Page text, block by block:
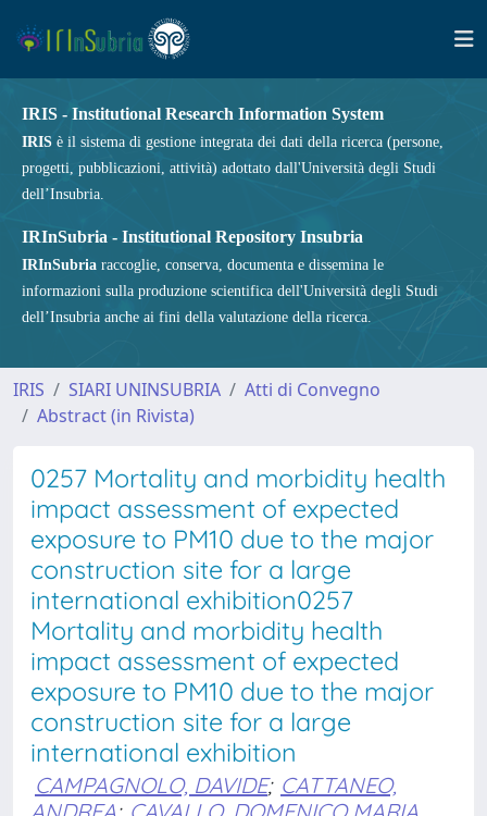
IRIS - Institutional Research Information System
IRIS è il sistema di gestione integrata dei dati della ricerca (persone,
progetti, pubblicazioni, attività) adottato dall'Università degli Studi
dell’Insubria.
IRInSubria - Institutional Repository Insubria
IRInSubria raccoglie, conserva, documenta e dissemina le
informazioni sulla produzione scientifica dell'Università degli Studi
dell’Insubria anche ai fini della valutazione della ricerca.
IRIS SIARI UNINSUBRIA
Atti di Convegno
Abstract (in Rivista)
0257 Mortality and morbidity health
impact assessment of expected
exposure to PM10 due to the major
construction site for a large
international exhibition0257
Mortality and morbidity health
impact assessment of expected
exposure to PM10 due to the major
construction site for a large
international exhibition
CAMPAGNOLO, DAVIDE; CATTANEO,